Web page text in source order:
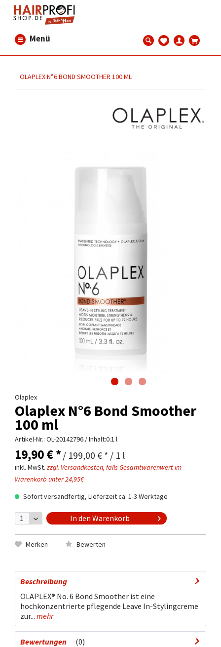
Menü
OLAPLEX N°6 BOND SMOOTHER 100 ML
Olaplex
Olaplex N°6 Bond Smoother
100 ml
Artikel-Nr.: OL-20142796 / Inhalt:0.1 l
19,90 € */ 199,00 € * / 1 l
inkl. MwSt. zzgl. Versandkosten, falls Gesamtwarenwert im
Warenkorb unter 24,95€
Sofort versandfertig, Lieferzeit ca. 1-3 Werktage
In den Warenkorb
Merken Bewerten
Beschreibung
OLAPLEX® No. 6 Bond Smoother ist eine
hochkonzentrierte pflegende Leave In-Stylingcreme
zur... mehr
Bewertungen
0